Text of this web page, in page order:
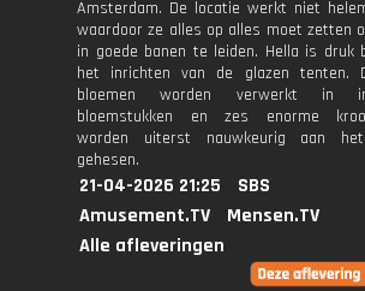
Amsterdam. De locatie werkt niet
waardoor ze alles op alles moet zetten
in goede banen te leiden. Hella is druk
het inrichten van de glazen tenten.
bloemen worden verwerkt in
bloemstukken en zes enorme
worden uiterst nauwkeurig aan
gehesen.
21-04-2026 21:25
SBS
Amusement.TV
Mensen.TV
Alle afleveringen